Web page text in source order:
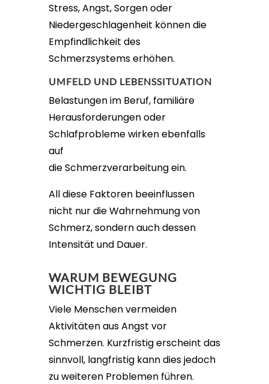
Stress, Angst, Sorgen oder
Niedergeschlagenheit können die
Empfindlichkeit des
Schmerzsystems erhöhen.
UMFELD UND LEBENSSITUATION
Belastungen im Beruf, familiäre
Herausforderungen oder
Schlafprobleme wirken ebenfalls
auf
die Schmerzverarbeitung ein.
All diese Faktoren beeinflussen
nicht nur die Wahrnehmung von
Schmerz, sondern auch dessen
Intensität und Dauer.
WARUM BEWEGUNG
WICHTIG BLEIBT
Viele Menschen vermeiden
Aktivitäten aus Angst vor
Schmerzen. Kurzfristig erscheint das
sinnvoll, langfristig kann dies jedoch
zu weiteren Problemen führen.